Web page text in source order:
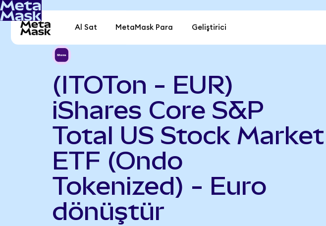
Al Sat MetaMask Para Geliştirici
(ITOTon - EUR)
iShares Core S&P
Total US Stock Market
ETF (Ondo
Tokenized) - Euro
dönüştür